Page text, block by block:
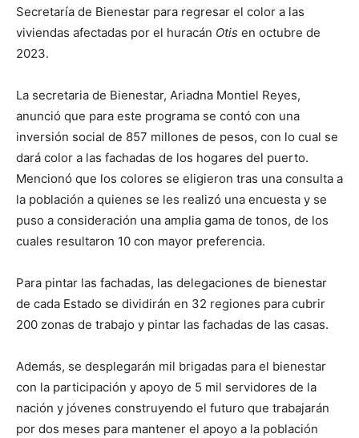
Secretaría de Bienestar para regresar el color a las
viviendas afectadas por el huracán Otis en octubre de
2023.
La secretaria de Bienestar, Ariadna Montiel Reyes,
anunció que para este programa se contó con una
inversión social de 857 millones de pesos, con lo cual se
dará color a las fachadas de los hogares del puerto.
Mencionó que los colores se eligieron tras una consulta a
la población a quienes se les realizó una encuesta y se
puso a consideración una amplia gama de tonos, de los
cuales resultaron 10 con mayor preferencia.
Para pintar las fachadas, las delegaciones de bienestar
de cada Estado se dividirán en 32 regiones para cubrir
200 zonas de trabajo y pintar las fachadas de las casas.
Además, se desplegarán mil brigadas para el bienestar
con la participación y apoyo de 5 mil servidores de la
nación y jóvenes construyendo el futuro que trabajarán
por dos meses para mantener el apoyo a la población